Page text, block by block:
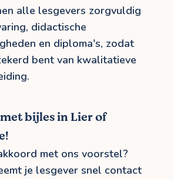
alle lesgevers zorgvuldig
didactische
en diploma's, zodat
bent van kwalitatieve
bijles in Lier of
met ons voorstel?
je lesgever snel contact